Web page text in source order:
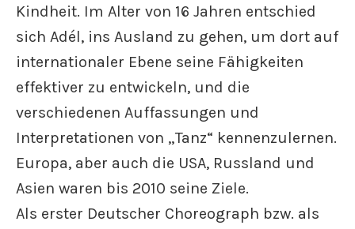
Kindheit. Im Alter von 16 Jahren entschied
sich Adél, ins Ausland zu gehen, um dort auf
internationaler Ebene seine Fähigkeiten
effektiver zu entwickeln, und die
verschiedenen Auffassungen und
Interpretationen von „Tanz“ kennenzulernen.
Europa, aber auch die USA, Russland und
Asien waren bis 2010 seine Ziele.
Als erster Deutscher Choreograph bzw. als